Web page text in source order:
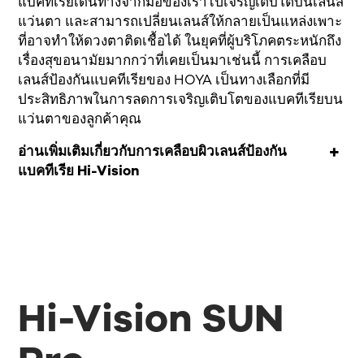
แว่นตา และสามารถเปลี่ยนเลนส์ให้กลายเป็นแหล่งเพาะ
ที่อาจทำให้ดวงตาติดเชื้อได้ ในยุคที่ผู้บริโภคตระหนักถึง
เรื่องสุขอนามัยมากกว่าที่เคยเป็นมาเช่นนี้ การเคลือบ
เลนส์ป้องกันแบคทีเรียของ HOYA เป็นทางเลือกที่มี
ประสิทธิภาพในการลดการเจริญเติบโตของแบคทีเรียบน
แว่นตาของลูกค้าคุณ
อ่านเพิ่มเติมเกี่ยวกับการเคลือบผิวเลนส์ป้องกัน
แบคทีเรีย Hi-Vision
Hi-Vision SUN